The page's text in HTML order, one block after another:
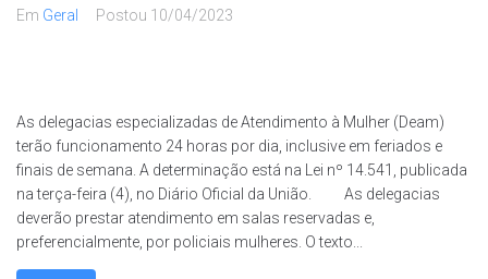
Em Geral Postou 10/04/2023
As delegacias especializadas de Atendimento à Mulher (Deam)
terão funcionamento 24 horas por dia, inclusive em feriados e
finais de semana. A determinação está na Lei nº 14.541, publicada
na terça-feira (4), no Diário Oficial da União. As delegacias
deverão prestar atendimento em salas reservadas e,
preferencialmente, por policiais mulheres. O texto...